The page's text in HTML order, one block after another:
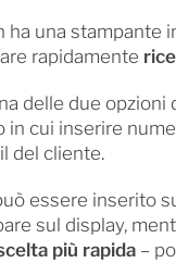
ha una stampante
rapidamente
delle due opzioni
in cui inserire
del cliente.
essere inserito
sul display,
più rapida–